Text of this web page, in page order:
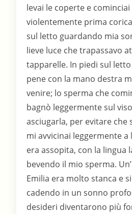
levai le coperte e
violentemente prima
sul letto guardando mia
lieve luce che trapassavo
tapparelle. In piedi sul
pene con la mano destra
venire; lo sperma che
bagnò leggermente sul
asciugarla, per evitare che
mi avvicinai leggermente a
era assopita, con la lingua
bevendo il mio sperma.
Emilia era molto stanca e
cadendo in un sonno
desideri diventarono più